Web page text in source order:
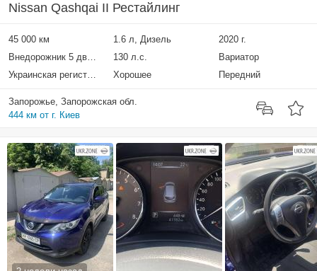
Nissan Qashqai II Рестайлинг
45 000 км 1.6 л, Дизель
2020 г.
Внедорожник 5 дверей
130 л.с.
Вариатор
Украинская регистрация
Хорошее Передний
Запорожье, Запорожская обл.
444 км от г. Киев